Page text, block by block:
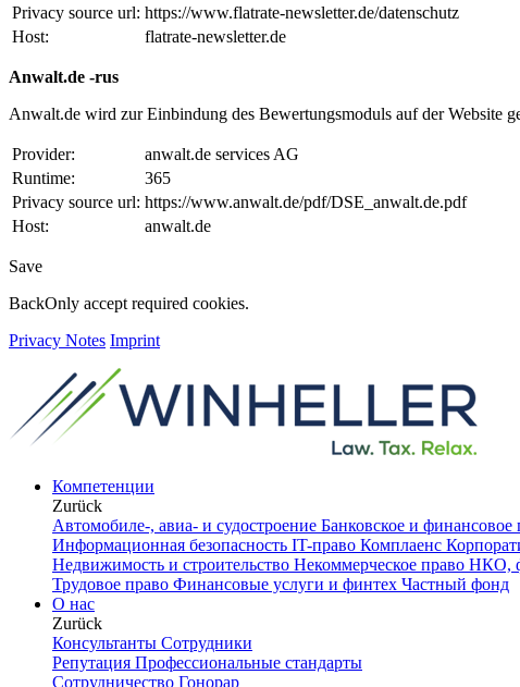
Privacy source url: https://www.flatrate-newsletter.de/datenschutz
Host:
flatrate-newsletter.de
Anwalt.de -rus
Anwalt.de wird zur Einbindung des Bewertungsmoduls auf der Website
Provider:
anwalt.de services AG
Runtime:
365
Privacy source url: https://www.anwalt.de/pdf/DSE_anwalt.de.pdf
Host:
anwalt.de
Save
BackOnly accept required cookies.
Privacy Notes Imprint
Компетенции
Zurück
Автомобиле-, авиа- и судостроение Банковское и финансовое
Информационная безопасность IT-право Комплаенс
Недвижимость и строительство Некоммерческое право НКО,
Трудовое право Финансовые услуги и финтех Частный фонд
О нас
Zurück
Консультанты Сотрудники
Репутация Профессиональные стандарты
Сотрудничество Гонорар